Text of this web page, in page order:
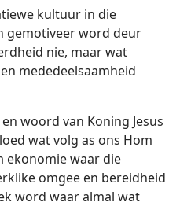
kultuur in die
gemotiveer word deur
nie, maar wat
mededeelsaamheid
woord van Koning Jesus
wat volg as ons Hom
ekonomie waar die
omgee en bereidheid
word waar almal wat